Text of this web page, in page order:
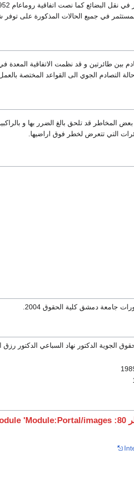
في جميع الحالات المذكورة على توفر
التصادم الجوي الى القواعد المختصة
المخاطر قد تلحق بالغ الضرر بها و
التي تتعرض لخطر فوق اراضيها.
جامعة دمشق كلية الحقوق 2004.
الجوية الدكتور نهاد السباعي الدكتور رزق الله